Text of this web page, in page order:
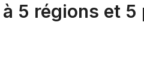
5 régions et 5